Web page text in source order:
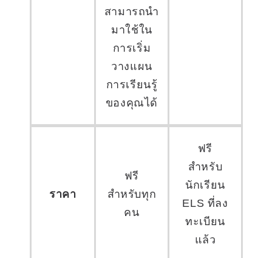
สามารถนำ
มาใช้ใน
การเริ่ม
วางแผน
การเรียนรู้
ของคุณได้
ราคา
ฟรี
สำหรับทุก
คน
ฟรี
สำหรับ
นักเรียน
ELS ที่ลง
ทะเบียน
แล้ว